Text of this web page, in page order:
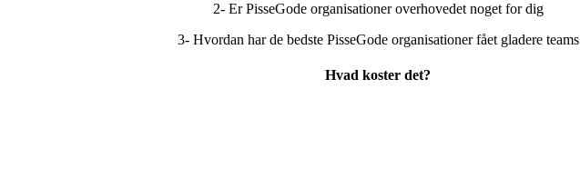
2- Er PisseGode organisationer overhovedet noget for dig
3- Hvordan har de bedste PisseGode organisationer fået gladere teams
Hvad koster det?